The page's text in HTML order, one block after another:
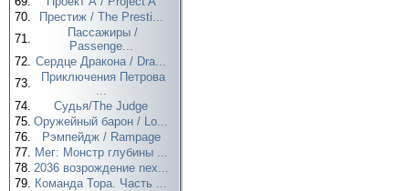
70.
Престиж / The Presti...
71.
Пассажиры /
Passenge...
72. Сердце Дракона / Dra...
73.
Приключения Петрова
...
74.
Судья/The Judge
75. Оружейный барон / Lo...
76.
Рэмпейдж / Rampage
77. Мег: Монстр глубины ...
78. 2036 возрождение nex...
79. Команда Тора. Часть ...